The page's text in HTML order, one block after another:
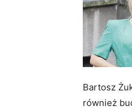
Bartosz
również